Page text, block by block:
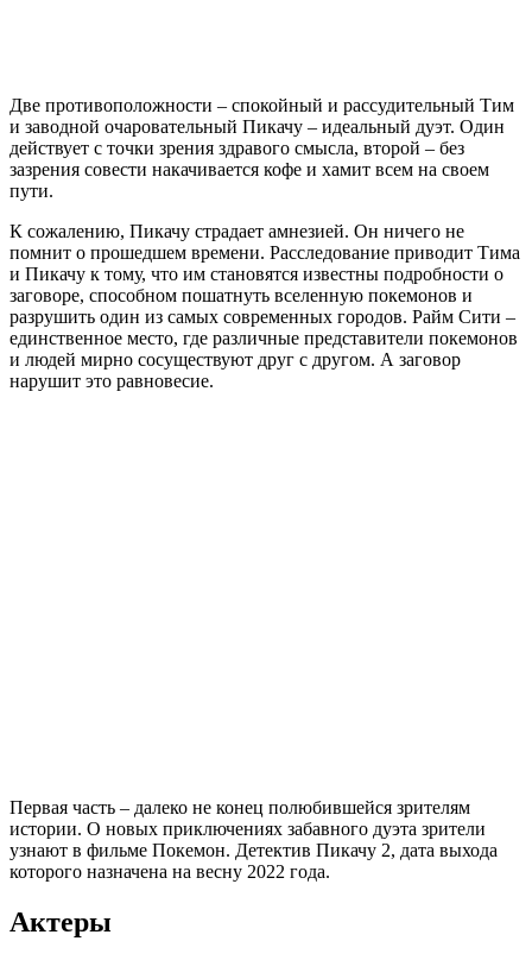
Две противоположности – спокойный и рассудительный Тим
и заводной очаровательный Пикачу – идеальный дуэт. Один
действует с точки зрения здравого смысла, второй – без
зазрения совести накачивается кофе и хамит всем на своем
пути.
К сожалению, Пикачу страдает амнезией. Он ничего не
помнит о прошедшем времени. Расследование приводит Тима
и Пикачу к тому, что им становятся известны подробности о
заговоре, способном пошатнуть вселенную покемонов и
разрушить один из самых современных городов. Райм Сити –
единственное место, где различные представители покемонов
и людей мирно сосуществуют друг с другом. А заговор
нарушит это равновесие.
Первая часть – далеко не конец полюбившейся зрителям
истории. О новых приключениях забавного дуэта зрители
узнают в фильме Покемон. Детектив Пикачу 2, дата выхода
которого назначена на весну 2022 года.
Актеры